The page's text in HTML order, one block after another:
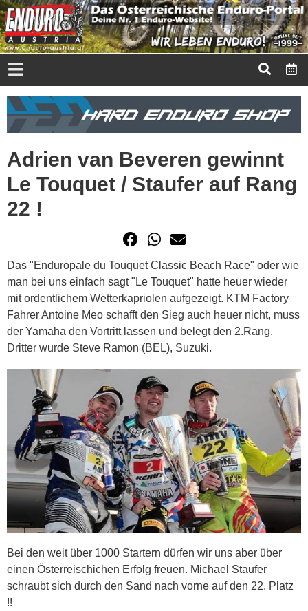
Adrien van Beveren gewinnt
Le Touquet / Staufer auf Rang
22 !
Das "Enduropale du Touquet Classic Beach Race" oder wie
man bei uns einfach sagt "Le Touquet" hatte heuer wieder
mit ordentlichem Wetterkapriolen aufgezeigt. KTM Factory
Fahrer Antoine Meo schafft den Sieg auch heuer nicht, muss
der Yamaha den Vortritt lassen und belegt den 2.Rang.
Dritter wurde Steve Ramon (BEL), Suzuki.
Bei den weit über 1000 Startern dürfen wir uns aber über
einen Österreischichen Erfolg freuen. Michael Staufer
schraubt sich durch den Sand nach vorne auf den 22. Platz
!!